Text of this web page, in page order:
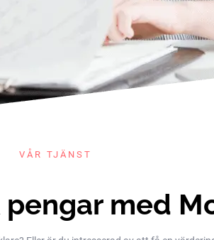
VÅR TJÄNST
pengar med